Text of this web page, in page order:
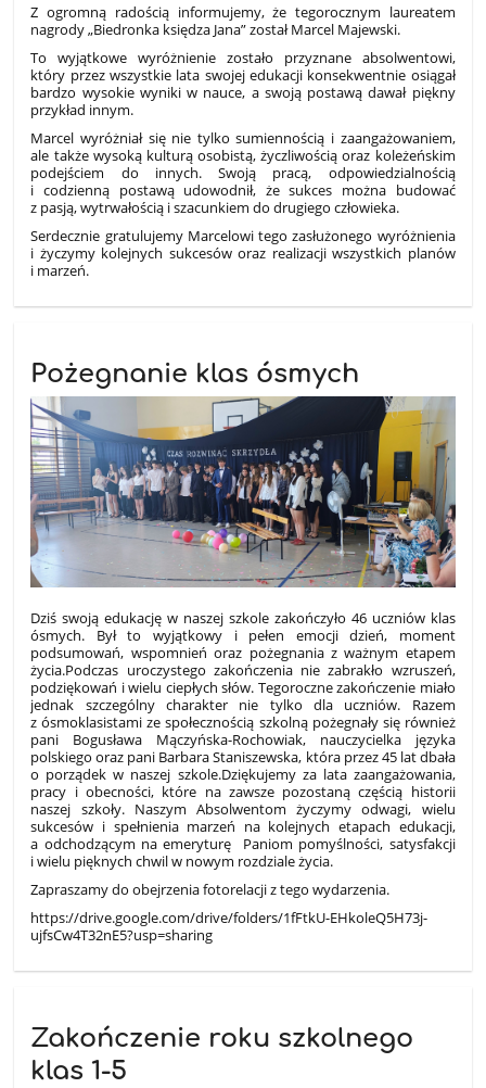
Z ogromną radością informujemy, że tegorocznym laureatem
nagrody „Biedronka księdza Jana” został Marcel Majewski.
To wyjątkowe wyróżnienie zostało przyznane absolwentowi,
który przez wszystkie lata swojej edukacji konsekwentnie osiągał
bardzo wysokie wyniki w nauce, a swoją postawą dawał piękny
przykład innym.
Marcel wyróżniał się nie tylko sumiennością i zaangażowaniem,
ale także wysoką kulturą osobistą, życzliwością oraz koleżeńskim
podejściem do innych. Swoją pracą, odpowiedzialnością
i codzienną postawą udowodnił, że sukces można budować
z pasją, wytrwałością i szacunkiem do drugiego człowieka.
Serdecznie gratulujemy Marcelowi tego zasłużonego wyróżnienia
i życzymy kolejnych sukcesów oraz realizacji wszystkich planów
i marzeń.
Pożegnanie klas ósmych
Dziś swoją edukację w naszej szkole zakończyło 46 uczniów klas
ósmych. Był to wyjątkowy i pełen emocji dzień, moment
podsumowań, wspomnień oraz pożegnania z ważnym etapem
życia.Podczas uroczystego zakończenia nie zabrakło wzruszeń,
podziękowań i wielu ciepłych słów. Tegoroczne zakończenie miało
jednak szczególny charakter nie tylko dla uczniów. Razem
z ósmoklasistami ze społecznością szkolną pożegnały się również
pani Bogusława Mączyńska-Rochowiak, nauczycielka języka
polskiego oraz pani Barbara Staniszewska, która przez 45 lat dbała
o porządek w naszej szkole.Dziękujemy za lata zaangażowania,
pracy i obecności, które na zawsze pozostaną częścią historii
naszej szkoły. Naszym Absolwentom życzymy odwagi, wielu
sukcesów i spełnienia marzeń na kolejnych etapach edukacji,
a odchodzącym na emeryturę Paniom pomyślności, satysfakcji
i wielu pięknych chwil w nowym rozdziale życia.
Zapraszamy do obejrzenia fotorelacji z tego wydarzenia.
https://drive.google.com/drive/folders/1fFtkU-EHkoleQ5H73j-
ujfsCw4T32nE5?usp=sharing
Zakończenie roku szkolnego
klas 1-5